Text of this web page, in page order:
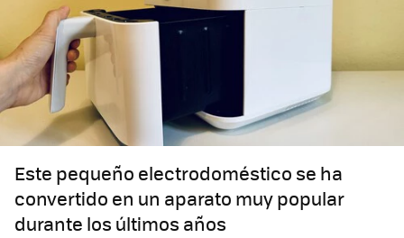
Este pequeño electrodoméstico se ha
convertido en un aparato muy popular
durante los últimos años